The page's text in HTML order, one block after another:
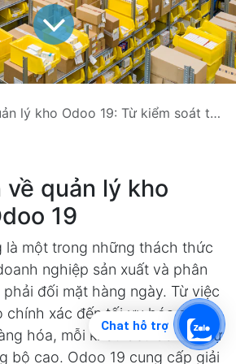
lý kho Odoo 19: Từ kiểm soát tồn kho đến tối ưu hóa chuỗi cung ứng
về quản lý kho
19
là một trong những thách thức
nghiệp sản xuất và phân
đối mặt hàng ngày. Từ việc
xác đến tối ưu hóa quy
hóa, mỗi khâu đều đòi hỏi sự
bộ cao. Odoo 19 cung cấp giải
Chat hỗ trợ